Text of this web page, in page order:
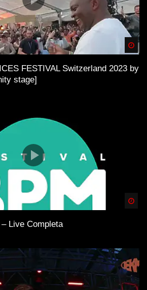
FESTIVAL Switzerland 2023 by
stage]
Live Completa